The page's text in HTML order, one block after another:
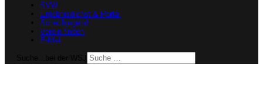
SVW
Ergebnisdienst & Portal
Schachjugend
Verein finden
E-Mail